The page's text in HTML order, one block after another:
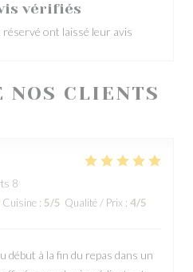
NOS CLIENTS
8
Cuisine : 5/5 Qualité / Prix : 4/5
début à la fin du repas dans un
vérifiés
réservé ont laissé leur avis